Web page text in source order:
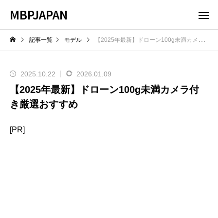
MBPJAPAN
記事一覧 モデル 【2025年最新】ドローン100g未満カメラ付き厳選おすすめ
2025.10.22 2026.01.09
【2025年最新】ドローン100g未満カメラ付
き厳選おすすめ
[PR]